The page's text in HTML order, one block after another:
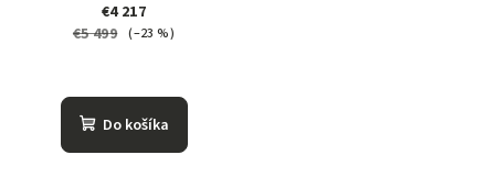
€4 217
€5 499 (–23 %)
Do košíka